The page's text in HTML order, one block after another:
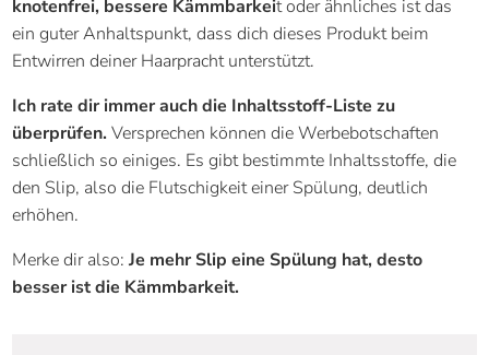
knotenfrei, bessere Kämmbarkeit oder ähnliches ist das
ein guter Anhaltspunkt, dass dich dieses Produkt beim
Entwirren deiner Haarpracht unterstützt.
Ich rate dir immer auch die Inhaltsstoff-Liste zu
überprüfen. Versprechen können die Werbebotschaften
schließlich so einiges. Es gibt bestimmte Inhaltsstoffe, die
den Slip, also die Flutschigkeit einer Spülung, deutlich
erhöhen.
Merke dir also:Je mehr Slip eine Spülung hat, desto
besser ist die Kämmbarkeit.